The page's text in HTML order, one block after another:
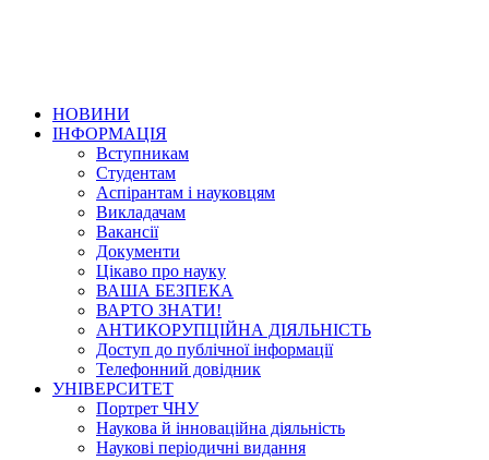
НОВИНИ
ІНФОРМАЦІЯ
Вступникам
Студентам
Аспірантам і науковцям
Викладачам
Вакансії
Документи
Цікаво про науку
ВАША БЕЗПЕКА
ВАРТО ЗНАТИ!
АНТИКОРУПЦІЙНА ДІЯЛЬНІСТЬ
Доступ до публічної інформації
Телефонний довідник
УНІВЕРСИТЕТ
Портрет ЧНУ
Наукова й інноваційна діяльність
Наукові періодичні видання